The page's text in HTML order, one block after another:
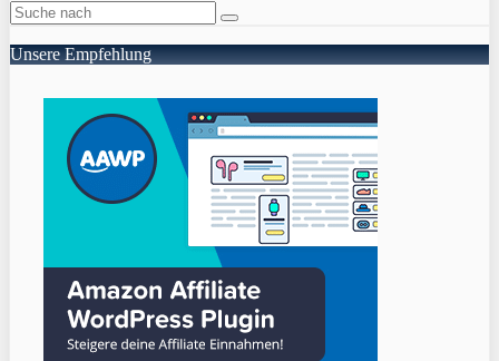
Unsere Empfehlung